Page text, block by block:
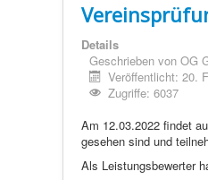
Details
Geschrieben von OG
Veröffentlicht: 20.
Zugriffe: 6037
Am 12.03.2022 findet
gesehen sind und
Als Leistungsbewerter